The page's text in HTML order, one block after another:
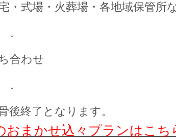
・式場・火葬場・各地域保管所な
せ
終了となりま
おまかせ込々プランはこち